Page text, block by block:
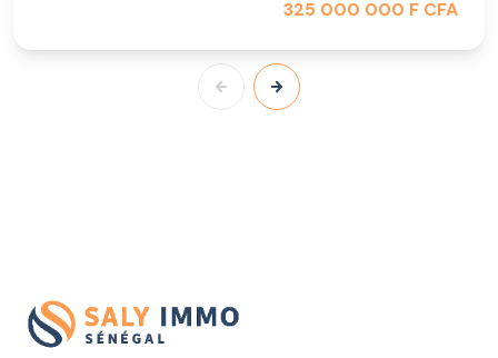
325 000 000 F CFA